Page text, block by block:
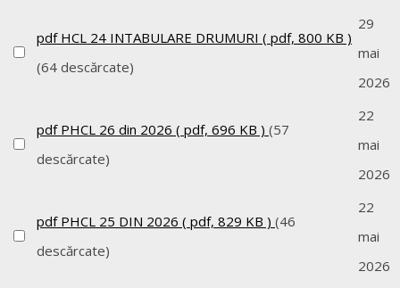
pdf HCL 24 INTABULARE DRUMURI ( pdf, 800 KB )
(64 descărcate)
29
mai
2026
pdf PHCL 26 din 2026 ( pdf, 696 KB ) (57
descărcate)
22
mai
2026
pdf PHCL 25 DIN 2026 ( pdf, 829 KB ) (46
descărcate)
22
mai
2026